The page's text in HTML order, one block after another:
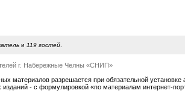
и 119 гостей.
г. Набережные Челны «СНИП»
материалов разрешается при обязательной установке
- с формулировкой «по материалам интернет-